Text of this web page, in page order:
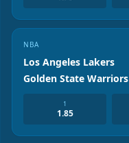
NBA
Los Angeles Lakers
Golden State Warriors
1
1.85